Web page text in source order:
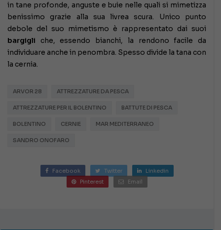
in tane profonde, anguste e buie nelle quali si mimetizza
benissimo grazie alla sua livrea scura. Unico punto
debole del suo mimetismo è rappresentato dai suoi
bargigli che, essendo bianchi, la rendono facile da
individuare anche in penombra. Spesso divide la tana con
la cernia.
ARVOR 28 ATTREZZATURE DA PESCA
ATTREZZATURE PER IL BOLENTINO BATTUTE DI PESCA
BOLENTINO CERNIE MAR MEDITERRANEO
SANDRO ONOFARO
Facebook Twitter
Linkedin
Pinterest
Email